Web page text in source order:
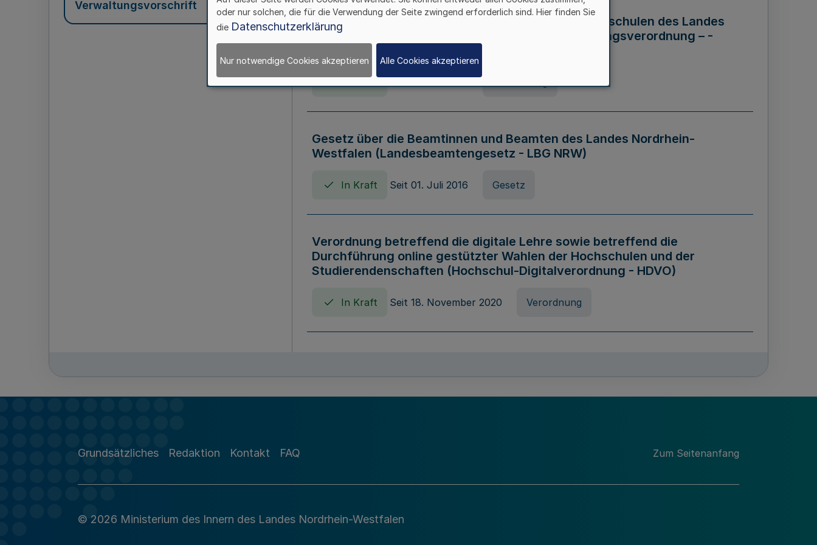
Verwaltungsvorschrift
Verordnung über die Wirtschaftsführung der Hochschulen des Landes
Nordrhein-Westfalen (Hochschulwirtschaftsführungsverordnung – -
Gesetz über die Beamtinnen und Beamten des Landes Nordrhein-
Westfalen (Landesbeamtengesetz - LBG NRW)
In Kraft Seit 01. Juli 2016 Gesetz
Verordnung betreffend die digitale Lehre sowie betreffend die
Durchführung online gestützter Wahlen der Hochschulen und der
Studierendenschaften (Hochschul-Digitalverordnung - HDVO)
In Kraft Seit 18. November 2020 Verordnung
(Hochschulabgabenverordnung - HAbg-VO)
Gesetz über die Kunsthochschulen des Landes Nordrhein-Westfalen
Grundsätzliches Redaktion Kontakt FAQ Zum Seitenanfang
© 2026 Ministerium des Innern des Landes Nordrhein-Westfalen
oder nur solchen, die für die Verwendung der Seite zwingend erforderlich sind. Hier finden Sie
die Datenschutzerklärung
Nur notwendige Cookies akzeptieren Alle Cookies akzeptieren